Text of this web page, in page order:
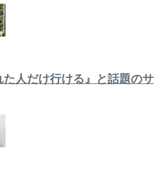
た人だけ行ける』と話題のサ